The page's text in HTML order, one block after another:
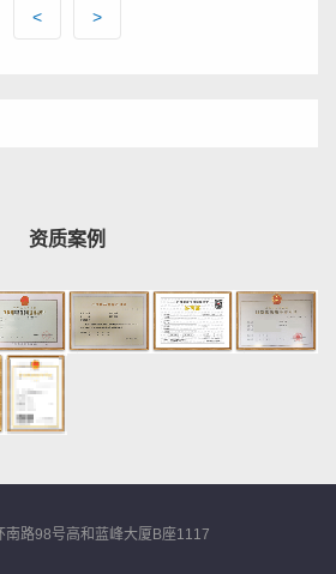
< >
资质案例
南路98号高和蓝峰大厦B座1117